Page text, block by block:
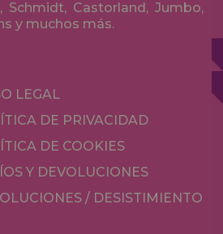
Schmidt, Castorland, Jumbo,
y muchos más.
LEGAL
DE PRIVACIDAD
DE COOKIES
Y DEVOLUCIONES
/ DESISTIMIENTO